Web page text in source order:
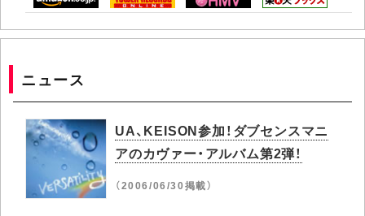
ニュース
UA、KEISON参加！ダブセンスマニ
アのカヴァー・アルバム第2弾！
（2006/06/30掲載）